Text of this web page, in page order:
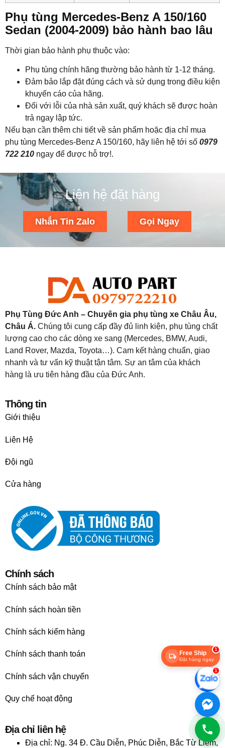
Phụ tùng Mercedes-Benz A 150/160
Sedan (2004-2009) bảo hành bao lâu
Thời gian bảo hành phụ thuộc vào:
Phụ tùng chính hãng thường bảo hành từ 1-12 tháng.
Đảm bảo lắp đặt đúng cách và sử dụng trong điều kiện
khuyến cáo của hãng.
Đối với lỗi của nhà sản xuất, quý khách sẽ được hoàn
trả ngay lập tức.
Nếu bạn cần thêm chi tiết về sản phẩm hoặc địa chỉ mua
phụ tùng Mercedes-Benz A 150/160, hãy liên hệ tới số 0979
722 210 ngay để được hỗ trợ!.
Liên hệ đặt hàng
Nhắn Tin Zalo Gọi Ngay
Phụ Tùng Đức Anh – Chuyên gia phụ tùng xe Châu Âu,
Châu Á. Chúng tôi cung cấp đầy đủ linh kiện, phụ tùng chất
lượng cao cho các dòng xe sang (Mercedes, BMW, Audi,
Land Rover, Mazda, Toyota…). Cam kết hàng chuẩn, giao
nhanh và tư vấn kỹ thuật tận tâm. Sự an tâm của khách
hàng là ưu tiên hàng đầu của Đức Anh.
Thông tin
Giới thiệu
Liên Hệ
Đội ngũ
Cửa hàng
Chính sách
Chính sách bảo mật
Chính sách hoàn tiền
Chính sách kiểm hàng
Chính sách thanh toán
Chính sách vận chuyển
Quy chế hoạt động
Địa chỉ liên hệ
Địa chỉ: Ng. 34 Đ. Cầu Diễn, Phúc Diễn, Bắc Từ Liêm,
1
Free Ship
Đặt hàng ngay
1